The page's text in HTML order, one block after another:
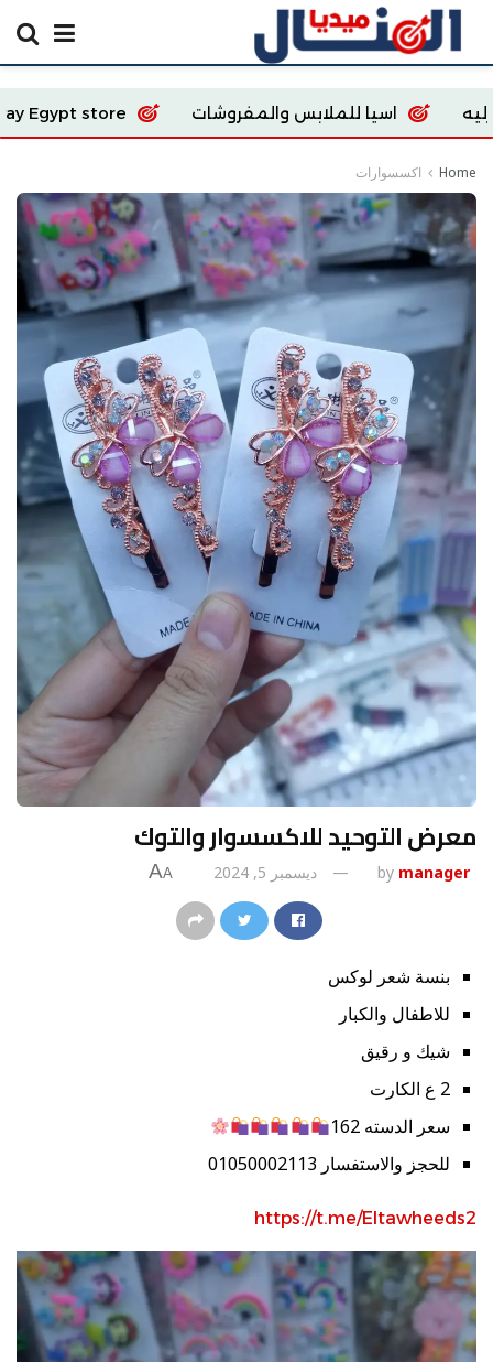
والمفروشات Ecoway Egypt store
Home اكسسوارات
معرض التوحيد للاكسسوار والتوك
by manager ديسمبر 5, 2024 A
A
بنسة شعر لوكس
للاطفال والكبار
شيك و رقيق
2 ع الكارت
سعر الدسته 162
للحجز والاستفسار 01050002113
https://t.me/Eltawheeds2